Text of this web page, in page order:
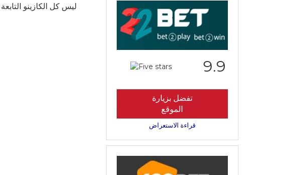
ليس كل الكازينو
9.9
تفضل بزيارة
الموقع
قراءة الاستعراض